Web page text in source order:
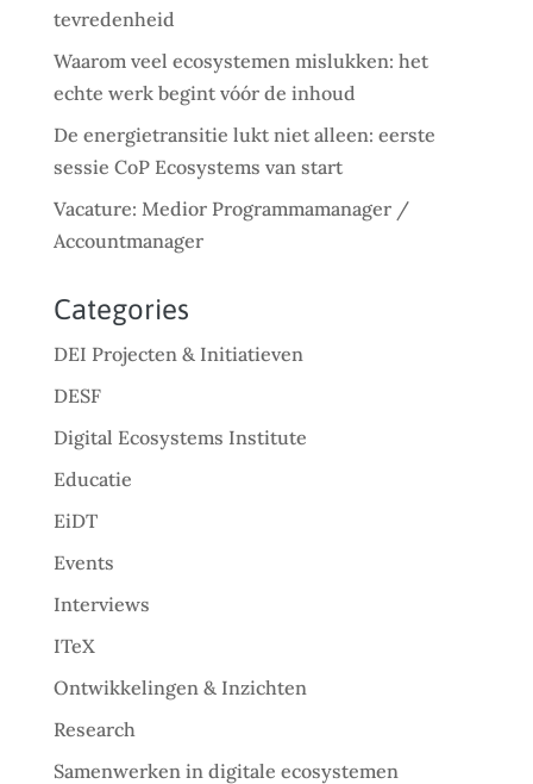
tevredenheid
Waarom veel ecosystemen mislukken: het
echte werk begint vóór de inhoud
De energietransitie lukt niet alleen: eerste
sessie CoP Ecosystems van start
Vacature: Medior Programmamanager /
Accountmanager
Categories
DEI Projecten & Initiatieven
DESF
Digital Ecosystems Institute
Educatie
EiDT
Events
Interviews
ITeX
Ontwikkelingen & Inzichten
Research
Samenwerken in digitale ecosystemen